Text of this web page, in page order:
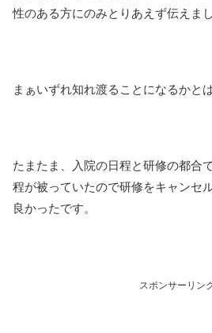
性のある方にのみとりあえず伝えまし
まぁいずれ知れ渡ることになるかと
たまたま、入院の日程と研修の都合
程が被っていたので研修をキャンセ
良かったです。
スポンサーリン